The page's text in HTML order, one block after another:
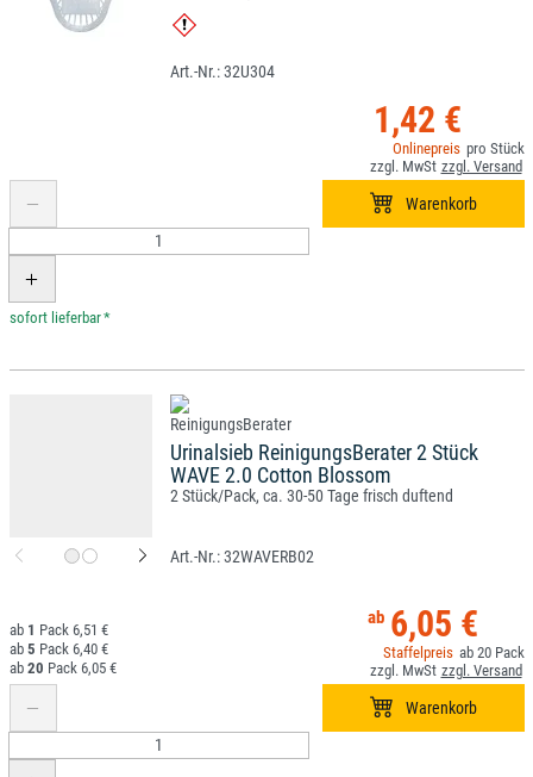
32U304
1,42 €
*
Urinalsieb ReinigungsBerater 2 Stück
WAVE 2.0 Cotton Blossom
2 Stück/Pack, ca. 30-50 Tage frisch duftend
32WAVERB02
6,05 €
20
1
6,51 €
5
6,40 €
20
6,05 €